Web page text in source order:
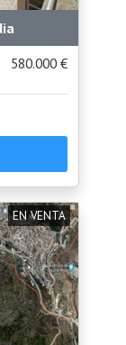
580.000 €
EN VENTA